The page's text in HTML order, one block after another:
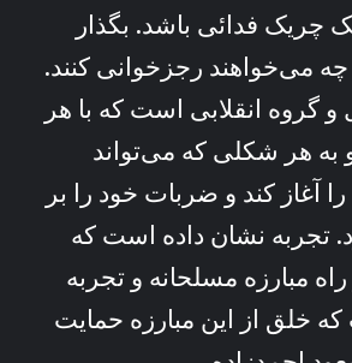
چريک فدائی باشد. بگذار
می‌خواهند رجزخوانی کنند.
گروه انقلابی است که با هر
به هر شکلی که می‌تواند
آغاز کند و ضربات خود را بر
تجربه نشان داده است که
مبارزه مسلحانه و تجربه
خلق از اين مبارزه حمايت